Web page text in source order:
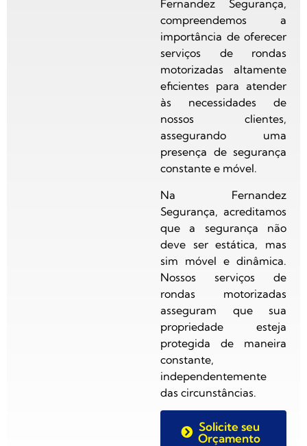
Fernandez Segurança,
compreendemos a
importância de oferecer
serviços de rondas
motorizadas altamente
eficientes para atender
às necessidades de
nossos clientes,
assegurando uma
presença de segurança
constante e móvel.
Na Fernandez
Segurança, acreditamos
que a segurança não
deve ser estática, mas
sim móvel e dinâmica.
Nossos serviços de
rondas motorizadas
asseguram que sua
propriedade esteja
protegida de maneira
constante,
independentemente
das circunstâncias.
Solicite seu
Orçamento